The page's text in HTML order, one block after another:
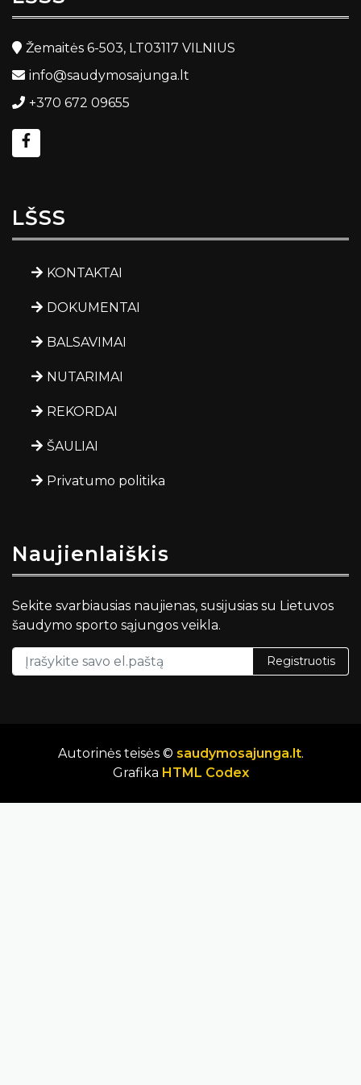
Žemaitės 6-503, LT03117 VILNIUS
info@saudymosajunga.lt
+370 672 09655
LŠSS
KONTAKTAI
DOKUMENTAI
BALSAVIMAI
NUTARIMAI
REKORDAI
ŠAULIAI
Privatumo politika
Naujienlaiškis
Sekite svarbiausias naujienas, susijusias su Lietuvos
šaudymo sporto sąjungos veikla.
Registruotis
Autorinės teisės © saudymosajunga.lt.
Grafika HTML Codex